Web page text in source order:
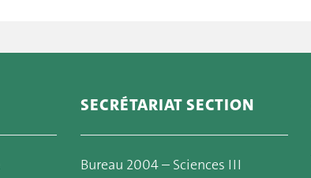
SECRÉTARIAT SECTION
Bureau 2004 – Sciences III